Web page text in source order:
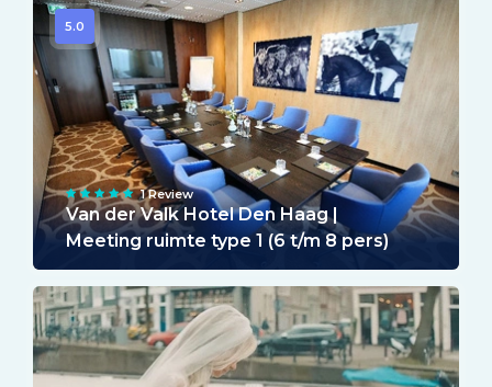
5.0
1 Review
Van der Valk Hotel Den Haag |
Meeting ruimte type 1 (6 t/m 8 pers)